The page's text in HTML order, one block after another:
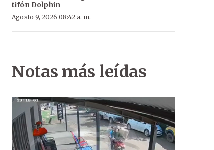
tifón Dolphin
Agosto 9, 2026 08:42 a. m.
Notas más leídas